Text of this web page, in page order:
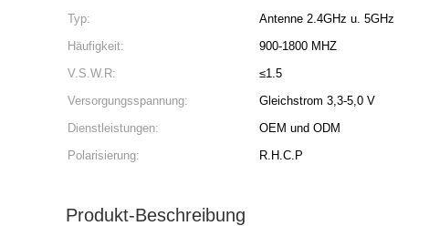
Typ: Antenne 2.4GHz u. 5GHz
Häufigkeit:
900-1800 MHZ
V.S.W.R:
≤1.5
Versorgungsspannung:
Gleichstrom 3,3-5,0 V
Dienstleistungen:
OEM und ODM
Polarisierung:
R.H.C.P
Produkt-Beschreibung